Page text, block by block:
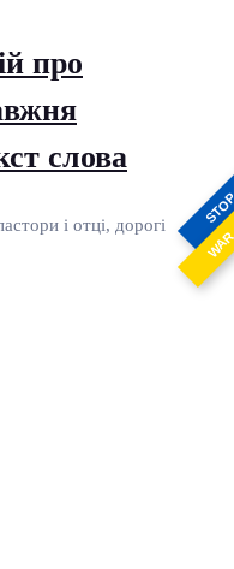
про
слова
і отці, дорогі